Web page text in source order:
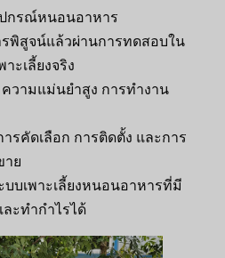
กรณ์หนอนอาหาร
พิสูจน์แล้วผ่านการทดสอบใน
ะเลี้ยงจริง
วามแม่นยำสูง การทำงาน
รคัดเลือก การติดตั้ง และการ
าย
บบเพาะเลี้ยงหนอนอาหารที่มี
ะทำกำไรได้